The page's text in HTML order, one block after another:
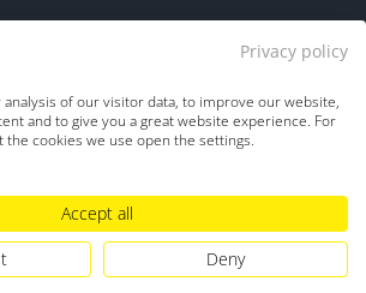
Kontakt Über uns
Impressum
Umgang mit KI
Privacy policy
of our visitor data, to improve our website,
and to give you a great website experience. For
cookies we use open the settings.
Accept all
Deny